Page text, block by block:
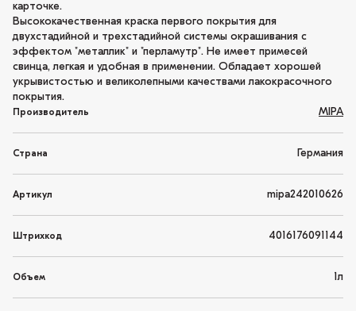
карточке.
Высококачественная краска первого покрытия для
двухстадийной и трехстадийной системы окрашивания с
эффектом "металлик" и "перламутр". Не имеет примесей
свинца, легкая и удобная в применении. Обладает хорошей
укрывистостью и великолепными качествами лакокрасочного
покрытия.
Производитель MIPA
Страна Германия
Артикул mipa242010626
Штрихкод 4016176091144
Объем 1л